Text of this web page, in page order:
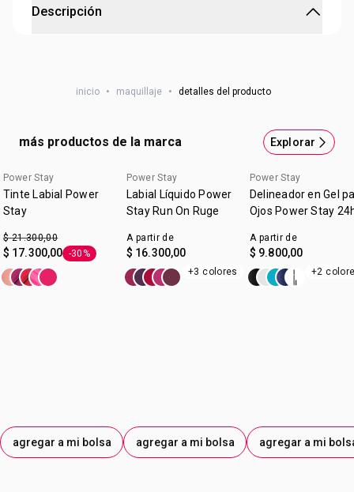
Descripción
Delineador en gel, a prueba de todo, 24 horas de
inicio • maquillaje • detalles del producto
más productos de la marca Explorar
Power Stay
Tinte Labial Power
Stay
$ 21.300,00
$ 17.300,00 Etiqueta -30%
-30%
agregar a mi bolsa
Power Stay
Labial Líquido Power
Stay Run On Ruge
A partir de
$ 16.300,00
+3 colores
agregar a mi bolsa
Power Stay
Delineador en Gel
Ojos Power Stay
A partir de
$ 9.800,00
+2
agregar a mi